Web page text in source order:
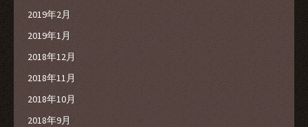
2019年2月
2019年1月
2018年12月
2018年11月
2018年10月
2018年9月